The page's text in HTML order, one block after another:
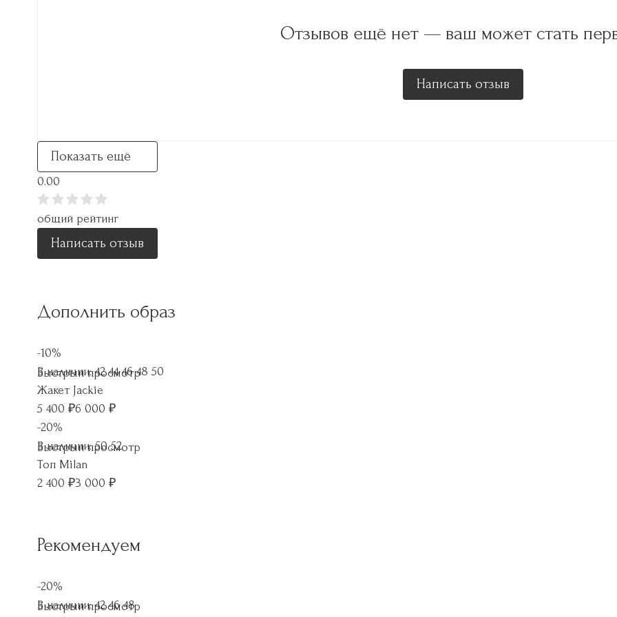
Отзывов ещё нет — ваш может стать
Написать отзыв
Показать ещё
0.00
общий рейтинг
Написать отзыв
Дополнить образ
-10%
Быстрый просмотр
В наличии:42 44 46 48 50
Жакет Jackie
5 400 ₽6 000 ₽
-20%
Быстрый просмотр
В наличии:50 52
Топ Milan
2 400 ₽3 000 ₽
Рекомендуем
-20%
Быстрый просмотр
В наличии:42 46 48